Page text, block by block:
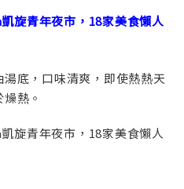
底，口味清爽，即使熱熱天
熱。